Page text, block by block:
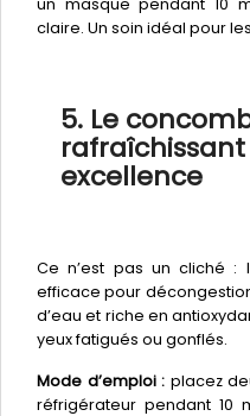
un masque pendant 10
claire. Un soin idéal pour
5. Le
excellence
Ce n’est pas un cliché
efficace pour
d’eau et riche en
yeux fatigués ou gonflés.
Mode d’emploi : placez
réfrigérateur pendant 10